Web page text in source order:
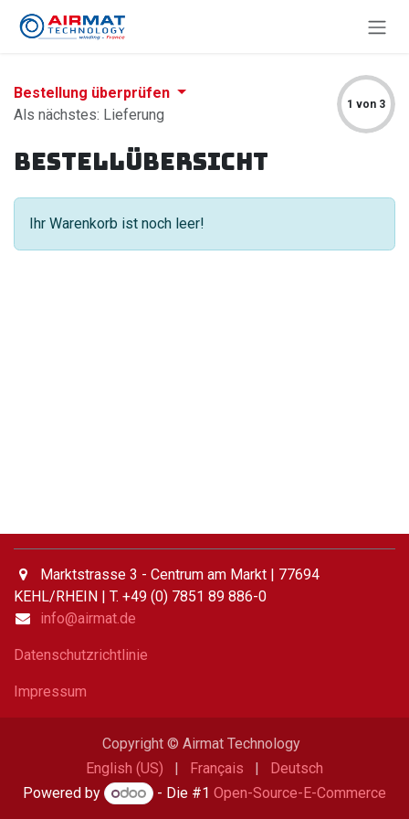
Zum Inhalt springen
Bestellung überprüfen
Als nächstes: Lieferung
1 von 3
Bestellübersicht
Ihr Warenkorb ist noch leer!
Marktstrasse 3 - Centrum am Markt | 77694
KEHL/RHEIN | T. +49 (0) 7851 89 886-0
info@airmat.de
Datenschutzrichtlinie
Impressum
Copyright © Airmat Technology
English (US)
| Français |
Deutsch
Powered by
- Die #1Open-Source-E-Commerce